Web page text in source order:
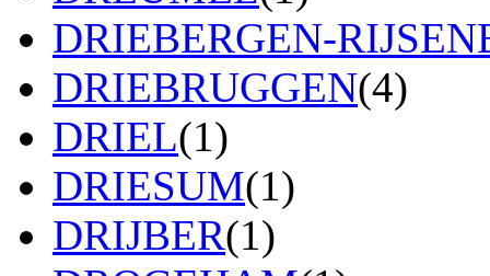
DRIEBERGEN-
DRIEBRUGGEN(4)
DRIEL(1)
DRIESUM(1)
DRIJBER(1)